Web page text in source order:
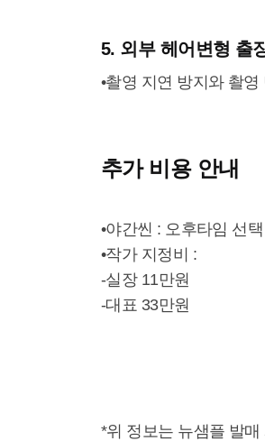
5. 외부 헤어변형 출
•촬영 지연 방지와 촬
추가 비용 안내
•야간씬 : 오후타임 선
•작가 지정비 :
-실장 11만원
-대표 33만원
*위 정보는 뉴샘플 발